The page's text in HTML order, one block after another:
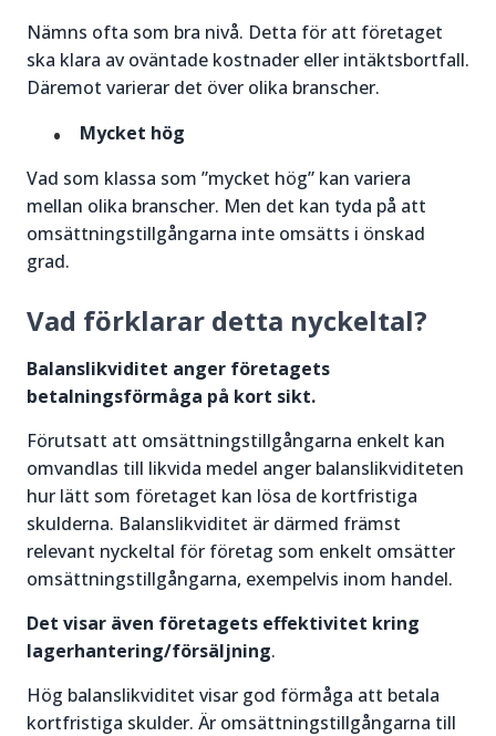
Nämns ofta som bra nivå. Detta för att företaget
ska klara av oväntade kostnader eller intäktsbortfall.
Däremot varierar det över olika branscher.
Mycket hög
Vad som klassa som ”mycket hög” kan variera
mellan olika branscher. Men det kan tyda på att
omsättningstillgångarna inte omsätts i önskad
grad.
Vad förklarar detta nyckeltal?
Balanslikviditet anger företagets
betalningsförmåga på kort sikt.
Förutsatt att omsättningstillgångarna enkelt kan
omvandlas till likvida medel anger balanslikviditeten
hur lätt som företaget kan lösa de kortfristiga
skulderna. Balanslikviditet är därmed främst
relevant nyckeltal för företag som enkelt omsätter
omsättningstillgångarna, exempelvis inom handel.
Det visar även företagets effektivitet kring
lagerhantering/försäljning.
Hög balanslikviditet visar god förmåga att betala
kortfristiga skulder. Är omsättningstillgångarna till